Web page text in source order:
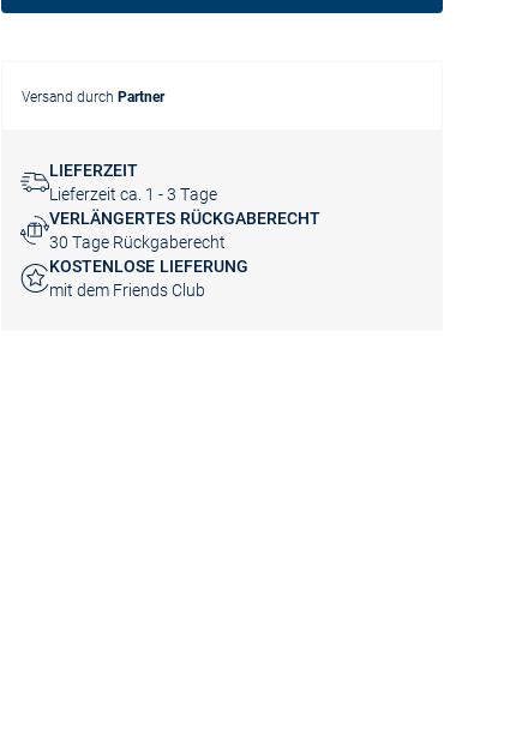
Versand durch Partner
LIEFERZEIT
Lieferzeit ca. 1 - 3 Tage
VERLÄNGERTES RÜCKGABERECHT
30 Tage Rückgaberecht
KOSTENLOSE LIEFERUNG
mit dem Friends Club